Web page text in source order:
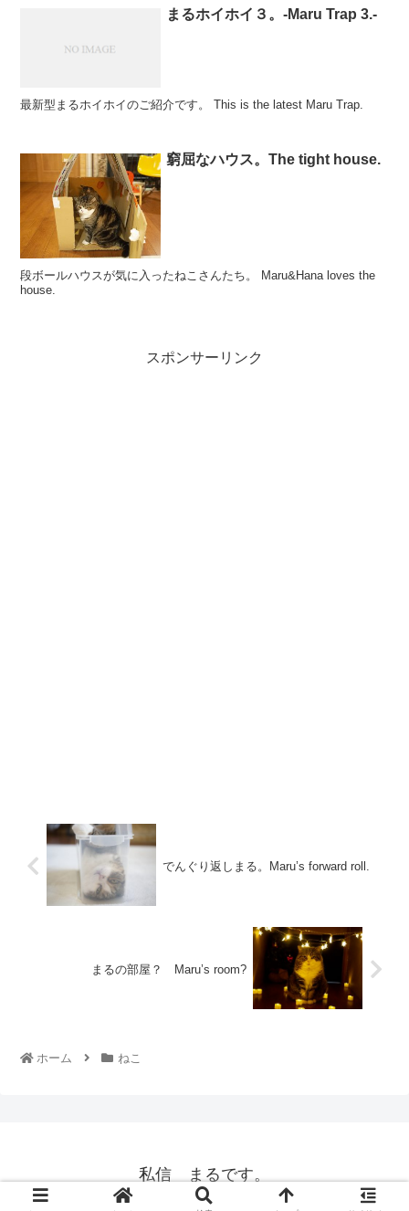
まるホイホイ３。-Maru Trap 3.-
最新型まるホイホイのご紹介です。 This is the latest Maru Trap.
窮屈なハウス。The tight house.
段ボールハウスが気に入ったねこさんたち。 Maru&Hana loves the
house.
スポンサーリンク
でんぐり返しまる。Maru’s forward roll.
まるの部屋？ Maru’s room?
ホーム ねこ
私信 まるです。
© 2008 私信 まるです。.